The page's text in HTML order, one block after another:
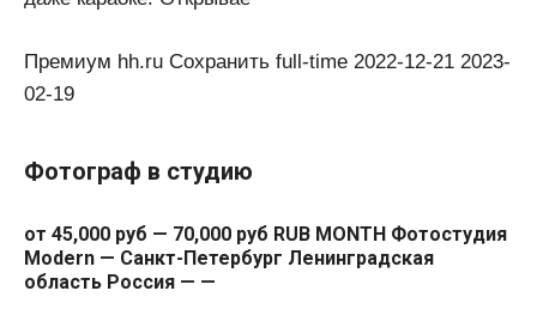
Премиум hh.ru Сохранить full-time 2022-12-21 2023-
02-19
Фотограф в студию
от 45,000 руб — 70,000 руб RUB MONTH Фотостудия
Modern — Санкт-Петербург Ленинградская
область Россия — —